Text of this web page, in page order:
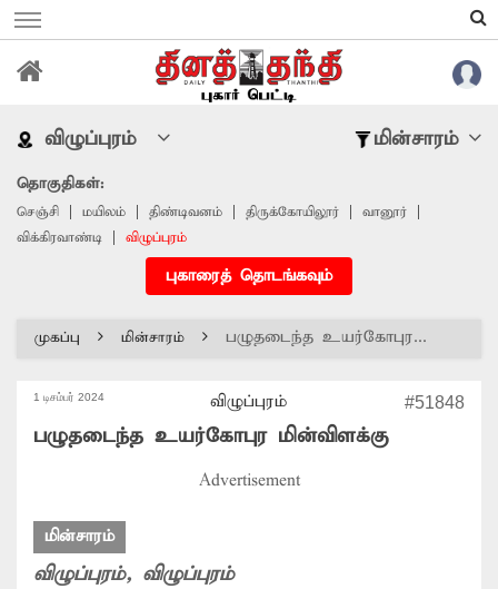
விழுப்புரம் மின்சாரம்
தொகுதிகள்:
செஞ்சி மயிலம் திண்டிவனம் திருக்கோயிலூர்
வானூர்
விக்கிரவாண்டி
விழுப்புரம்
புகாரைத் தொடங்கவும்
முகப்பு மின்சாரம் பழுதடைந்த உயர்கோபுர...
1 டிசம்பர் 2024 விழுப்புரம் #51848
பழுதடைந்த உயர்கோபுர மின்விளக்கு
Advertisement
மின்சாரம்
விழுப்புரம், விழுப்புரம்